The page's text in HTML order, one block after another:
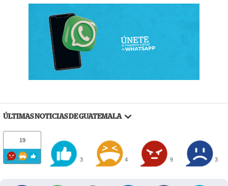
ÚLTIMAS NOTICIAS DE GUATEMALA
19
3 4 9 3